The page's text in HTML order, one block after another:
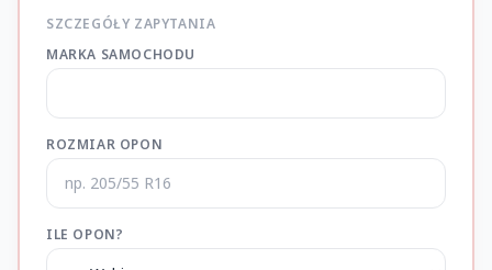
SZCZEGÓŁY ZAPYTANIA
MARKA SAMOCHODU
ROZMIAR OPON
ILE OPON?